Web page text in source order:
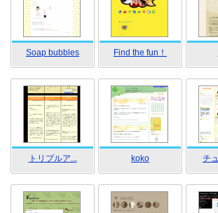
Soap bubbles Find the fun！
トリプルア... koko チ